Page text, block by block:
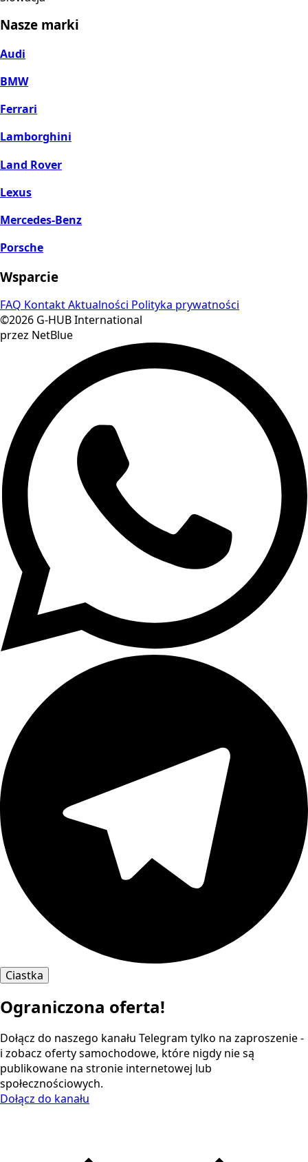
Nasze marki
Audi
BMW
Ferrari
Lamborghini
Land Rover
Lexus
Mercedes-Benz
Porsche
Wsparcie
FAQ KontaktAktualności Polityka prywatności
©2026 G-HUB International
przez NetBlue
Ciastka
Ograniczona oferta!
Dołącz do naszego kanału Telegram tylko na zaproszenie -
i zobacz oferty samochodowe, które nigdy nie są
publikowane na stronie internetowej lub
społecznościowych.
Dołącz do kanału